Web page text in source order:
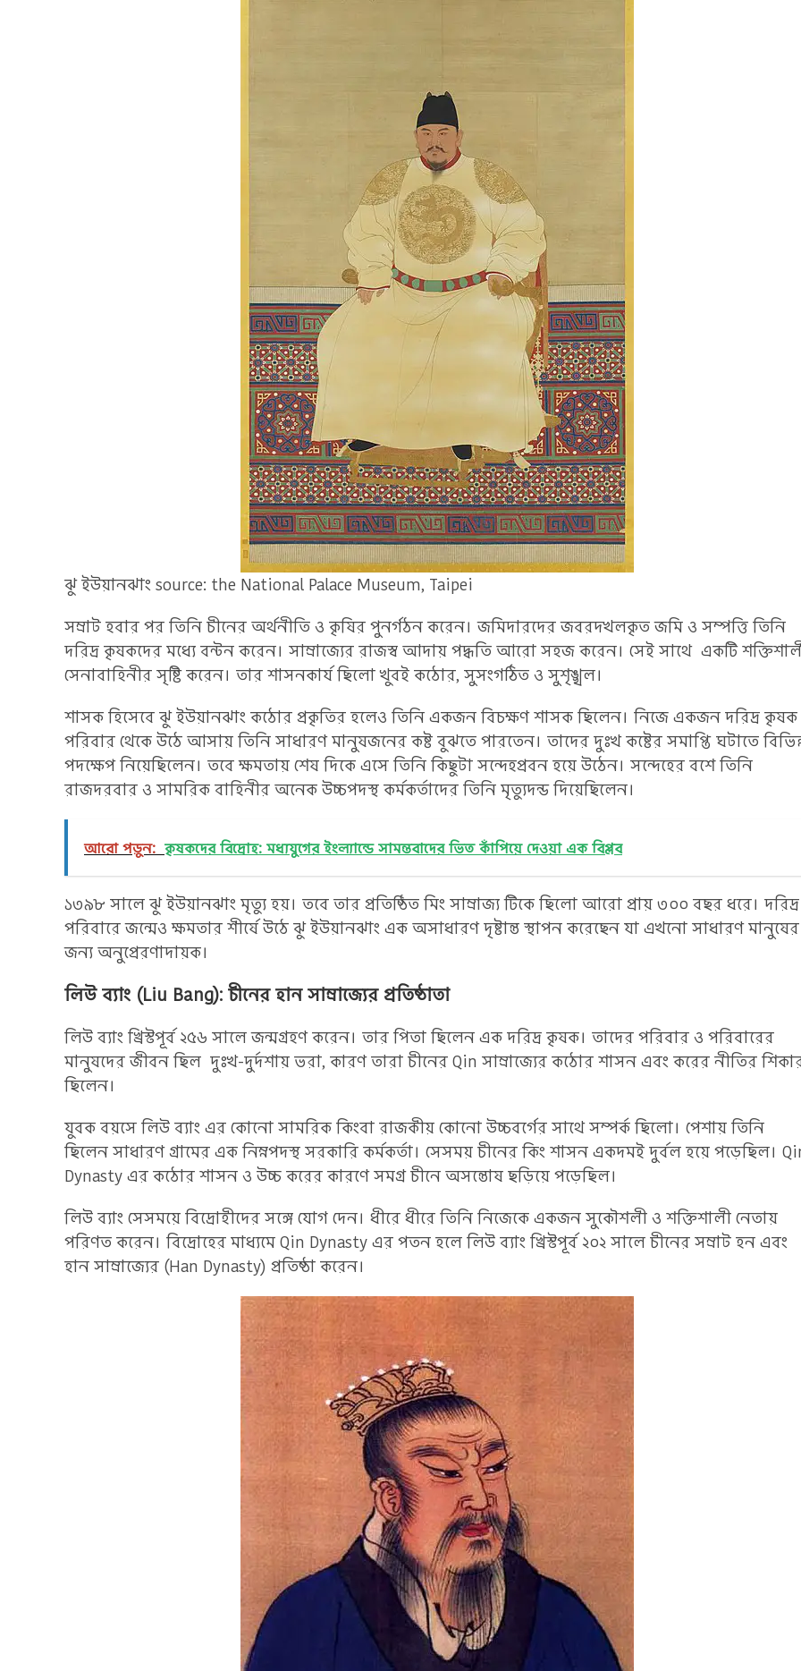
ঝু ইউয়ানঝাং source: the National Palace Museum, Taipei
সম্রাট হবার পর তিনি চীনের অর্থনীতি ও কৃষির পুনর্গঠন করেন। জমিদারদের জবরদখলকৃত জমি ও সম্পত্তি তিনি
দরিদ্র কৃষকদের মধ্যে বন্টন করেন। সাম্রাজ্যের রাজস্ব আদায় পদ্ধতি আরো সহজ করেন। সেই সাথে একটি
সেনাবাহিনীর সৃষ্টি করেন। তার শাসনকার্য ছিলো খুবই কঠোর, সুসংগঠিত ও সুশৃঙ্খল।
শাসক হিসেবে ঝু ইউয়ানঝাং কঠোর প্রকৃতির হলেও তিনি একজন বিচক্ষণ শাসক ছিলেন। নিজে একজন দরিদ্র কৃষক
পরিবার থেকে উঠে আসায় তিনি সাধারণ মানুষজনের কষ্ট বুঝতে পারতেন। তাদের দুঃখ কষ্টের সমাপ্তি ঘটাতে
পদক্ষেপ নিয়েছিলেন। তবে ক্ষমতায় শেষ দিকে এসে তিনি কিছুটা সন্দেহপ্রবন হয়ে উঠেন। সন্দেহের বশে তিনি
রাজদরবার ও সামরিক বাহিনীর অনেক উচ্চপদস্থ কর্মকর্তাদের তিনি মৃত্যুদন্ড দিয়েছিলেন।
আরো পড়ুন: কৃষকদের বিদ্রোহ: মধ্যযুগের ইংল্যান্ডে সামন্তবাদের ভিত কাঁপিয়ে দেওয়া এক বিপ্লব
১৩৯৮ সালে ঝু ইউয়ানঝাং মৃত্যু হয়। তবে তার প্রতিষ্ঠিত মিং সাম্রাজ্য টিকে ছিলো আরো প্রায় ৩০০ বছর ধরে। দরিদ্র
পরিবারে জন্মেও ক্ষমতার শীর্ষে উঠে ঝু ইউয়ানঝাং এক অসাধারণ দৃষ্টান্ত স্থাপন করেছেন যা এখনো সাধারণ মানুষের
জন্য অনুপ্রেরণাদায়ক।
লিউ ব্যাং (Liu Bang): চীনের হান সাম্রাজ্যের প্রতিষ্ঠাতা
লিউ ব্যাং খ্রিস্টপূর্ব ২৫৬ সালে জন্মগ্রহণ করেন। তার পিতা ছিলেন এক দরিদ্র কৃষক। তাদের পরিবার ও পরিবারের
মানুষদের জীবন ছিল দুঃখ-দুর্দশায় ভরা, কারণ তারা চীনের Qin সাম্রাজ্যের কঠোর শাসন এবং করের নীতির
ছিলেন।
যুবক বয়সে লিউ ব্যাং এর কোনো সামরিক কিংবা রাজকীয় কোনো উচ্চবর্গের সাথে সম্পর্ক ছিলো। পেশায় তিনি
ছিলেন সাধারণ গ্রামের এক নিম্নপদস্থ সরকারি কর্মকর্তা। সেসময় চীনের কিং শাসন একদমই দুর্বল হয়ে পড়েছিল।
Dynasty এর কঠোর শাসন ও উচ্চ করের কারণে সমগ্র চীনে অসন্তোষ ছড়িয়ে পড়েছিল।
লিউ ব্যাং সেসময়ে বিদ্রোহীদের সঙ্গে যোগ দেন। ধীরে ধীরে তিনি নিজেকে একজন সুকৌশলী ও শক্তিশালী নেতায়
পরিণত করেন। বিদ্রোহের মাধ্যমে Qin Dynasty এর পতন হলে লিউ ব্যাং খ্রিস্টপূর্ব ২০২ সালে চীনের সম্রাট হন এবং
হান সাম্রাজ্যের (Han Dynasty) প্রতিষ্ঠা করেন।